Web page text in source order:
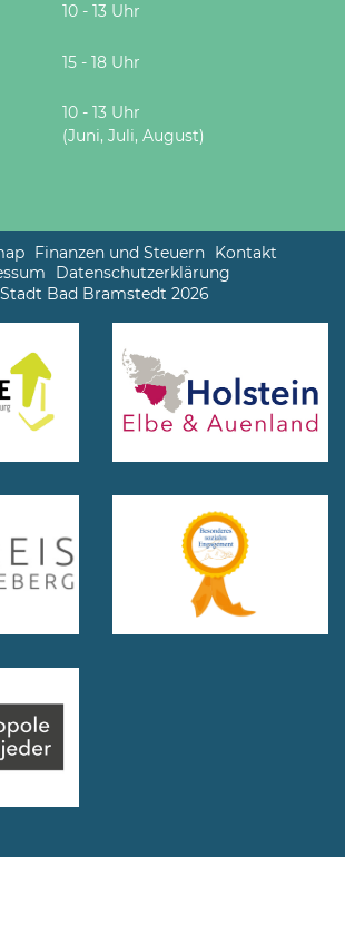
10 - 13 Uhr
15 - 18 Uhr
10 - 13 Uhr
(Juni, Juli, August)
Finanzen und Steuern Kontakt
Datenschutzerklärung
Bad Bramstedt 2026